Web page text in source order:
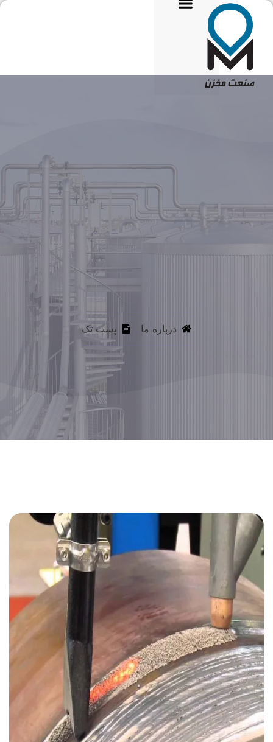
درباره ما پست تک